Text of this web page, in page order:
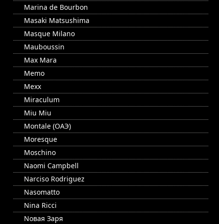
Marina de Bourbon
Masaki Matsushima
Masque Milano
Mauboussin
Max Mara
Memo
Mexx
Miraculum
Miu Miu
Montale (ОАЭ)
Moresque
Moschino
Naomi Campbell
Narciso Rodriguez
Nasomatto
Nina Ricci
Nовая Заря